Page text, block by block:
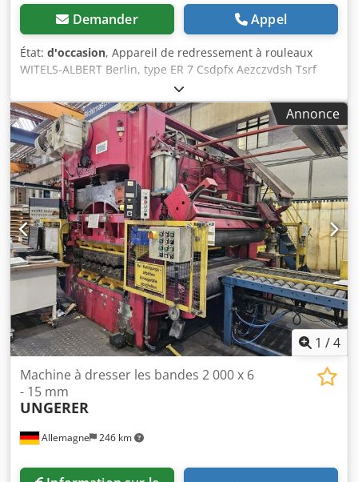
Demander Appel
État: d'occasion, Appareil de redressement à rouleaux
WITELS-ALBERT Berlin, type ER 7 Csdpfx Aezczvdsh Tsrf
Largeur des rouleaux de redressement : 30 mm Diamètre
des rouleaux de redressement : 30 mm Section de la
bande : environ 1,5 x 10 mm ou 0,5 x 25 mm - Réglage
individuel des 3 rouleaux de redressement supérieurs à
l’aide d’un écrou à aile et d’un contre-écrou - Fermeture
rapide à l’aide d’un levier excentrique pour les 4 rouleaux
de redressement inférieurs - 2 rouleaux de préformage, Ø
32 x 13 mm, montés avec une rotation de 90° - pour le
redressement de bandes d’acier, utilisé récemment pour
une section de bande d’environ 1,5 x 10 mm
Encombrement (L x l x H) : 250 x 100 x 150 mm Poids : 5 kg
Bon état
Annonce
1 /4
Allemagne 246 km
Machine à dresser les bandes 2 000 x 6
- 15 mm
UNGERER